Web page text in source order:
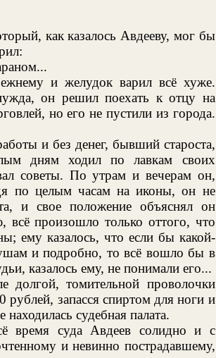
как казалось Авдееву, мог бы
и желудок варил всё хуже.
он решил поехать к отцу на
но его не пустили из города.
и без денег, бывший староста,
дням ходил по лавкам своих
советы. По утрам и вечерам он,
по целым часам на иконы, он не
и свое положение объяснял он
произошло только оттого, что
ему казалось, что если бы какой-
и подробно, то всё вошло бы в
казалось ему, не понимали его...
долгой, томительной проволочки
рублей, запасся спиртом для ноги и
судебная палата.
время суда Авдеев солидно и с
и невинно пострадавшему,